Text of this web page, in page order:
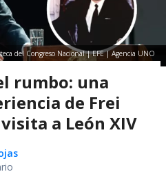
del Congreso Nacional | EFE | Agencia UNO
rumbo: una
de Frei
a León XIV